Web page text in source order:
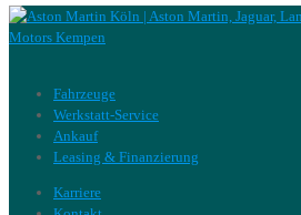
Fahrzeuge
Werkstatt-Service
Ankauf
Leasing & Finanzierung
Karriere